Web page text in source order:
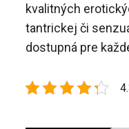
kvalitných
tantrickej či
dostupná pre